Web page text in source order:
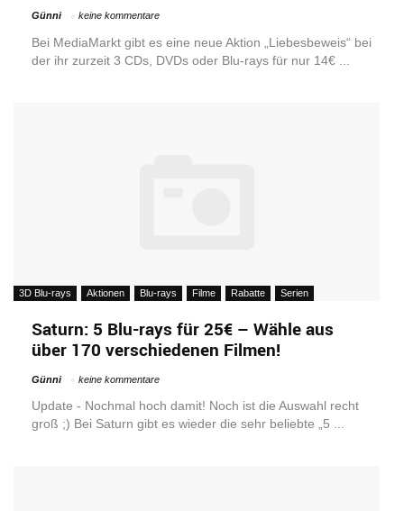
Günni keine kommentare
Bei MediaMarkt gibt es eine neue Aktion „Liebesbeweis“ bei
der ihr zurzeit 3 CDs, DVDs oder Blu-rays für nur 14€ ...
3D Blu-rays Aktionen Blu-rays Filme Rabatte Serien
Saturn: 5 Blu-rays für 25€ – Wähle aus
über 170 verschiedenen Filmen!
Günni keine kommentare
Update - Nochmal hoch damit! Noch ist die Auswahl recht
groß ;) Bei Saturn gibt es wieder die sehr beliebte „5 ...